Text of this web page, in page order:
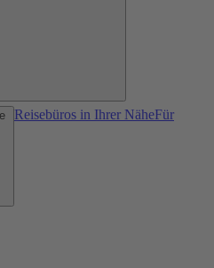
Reisebüros in Ihrer NäheFür